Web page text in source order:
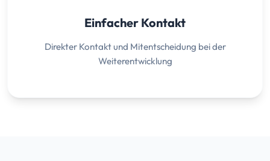
Einfacher Kontakt
Direkter Kontakt und Mitentscheidung bei der
Weiterentwicklung